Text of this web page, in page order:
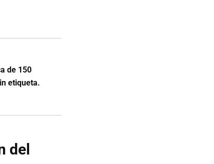
de 150
etiqueta.
del